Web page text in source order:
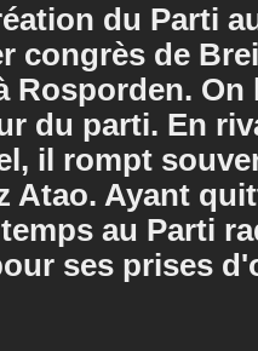
du Parti
congrès de
Rosporden.
du parti. En
il rompt
Atao. Ayant
au Parti
ses prises